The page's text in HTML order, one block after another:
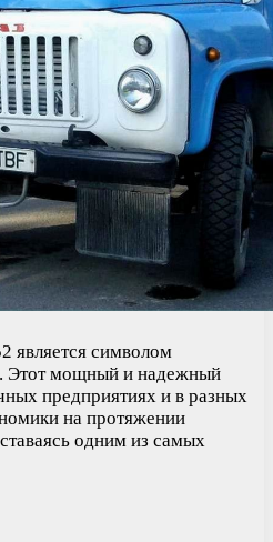
является символом
Этот мощный и надежный
предприятиях и в разных
на протяжении
одним из самых